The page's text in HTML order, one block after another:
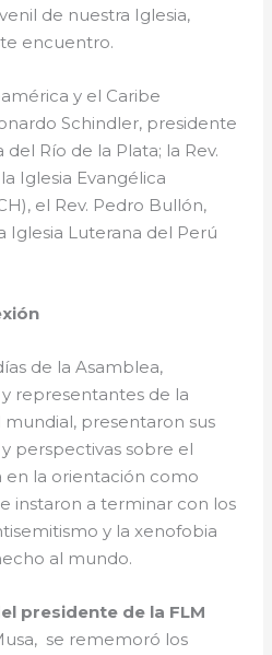
de nuestra Iglesia,
encuentro.
y el Caribe
Schindler, presidente
Río de la Plata; la Rev.
Iglesia Evangélica
el Rev. Pedro Bullón,
Iglesia Luterana del Perú
de la Asamblea,
representantes de la
mundial, presentaron sus
perspectivas sobre el
en la orientación como
instaron a terminar con los
y la xenofobia
al mundo.
l presidente de la FLM
se rememoró los